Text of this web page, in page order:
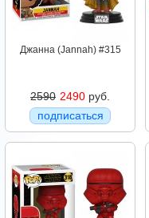
Джанна (Jannah) #315
2590 2490 руб.
подписаться